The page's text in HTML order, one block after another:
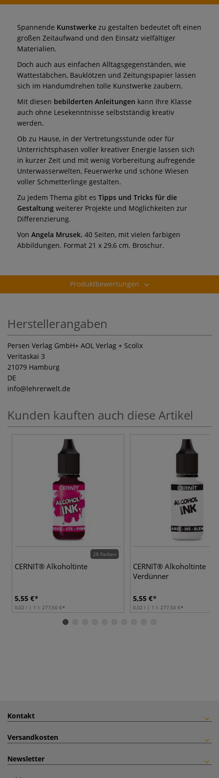
Spannende Kunstwerke zu gestalten bedeutet oft einen
großen Zeitaufwand und den Einsatz vielfältiger
Materialien.
Doch auch aus einfachen Alltagsgegenständen, wie
Wattestäbchen, Bauklötzen und Zeitungspapier lassen
sich im Handumdrehen tolle Kunstwerke zaubern.
Mit diesen bebilderten Anleitungen kann Ihre Klasse
auch ohne Lesekenntnisse selbstständig kreativ
werden.
Ob zu Hause, in der Vertretungsstunde oder für
Unterrichtsphasen voller kreativer Energie lassen sich
in kurzer Zeit und mit wenig Vorbereitung aufregende
Unterwasserwelten, Feuerwerke und schöne Wiesen
voller Schmetterlinge gestalten.
Zu jedem Thema gibt es Tipps und Tricks für die
Gestaltung weiterer Projekte und Möglichkeiten zur
Differenzierung.
Von Angela Mrusek. 40 Seiten, mit vielen farbigen
Abbildungen. Format 21 x 29,6 cm. Broschur.
Produktbewertungen
Herstellerangaben
Persen Verlag GmbH+ AOL Verlag + Scolix
Veritaskai 3
21079 Hamburg
DE
info@lehrerwelt.de
Kunden kauften auch diese Artikel
28 Farben
CERNIT® Alkoholtinte
5,55 €
0,02 l | 1 l: 277,50 €
CERNIT® Alkoholtinte
Verdünner
5,55 €
0,02 l | 1 l: 277,50 €
Kontakt
Versandkosten
Newsletter